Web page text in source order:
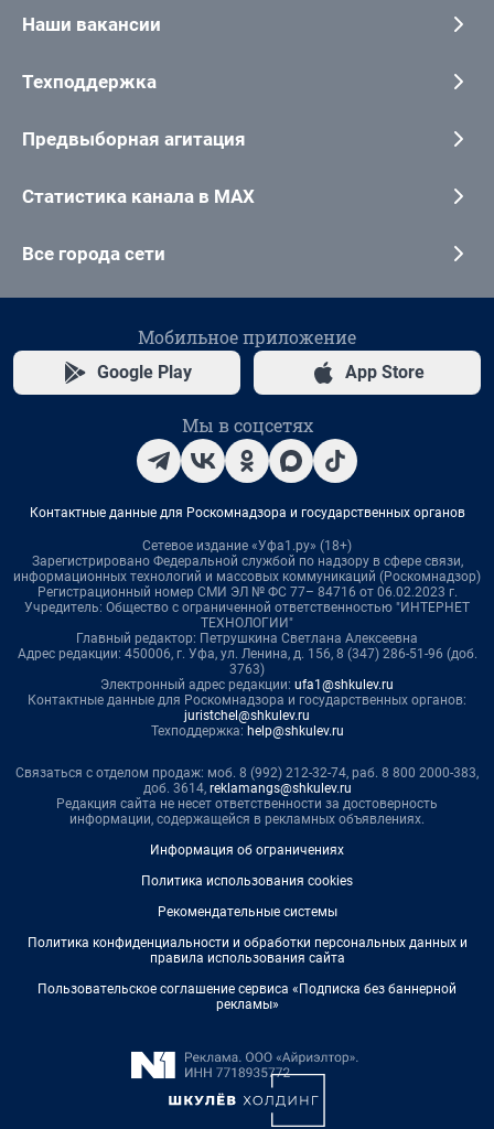
Наши вакансии
Техподдержка
Предвыборная агитация
Статистика канала в MAX
Все города сети
Мобильное приложение
Google Play App Store
Мы в соцсетях
Контактные данные для Роскомнадзора и государственных органов
Сетевое издание «Уфа1.ру» (18+)
Зарегистрировано Федеральной службой по надзору в сфере связи,
информационных технологий и массовых коммуникаций (Роскомнадзор)
Регистрационный номер СМИ ЭЛ № ФС 77– 84716 от 06.02.2023 г.
Учредитель: Общество с ограниченной ответственностью "ИНТЕРНЕТ
ТЕХНОЛОГИИ"
Главный редактор: Петрушкина Светлана Алексеевна
Адрес редакции: 450006, г. Уфа, ул. Ленина, д. 156, 8 (347) 286-51-96 (доб.
3763)
Электронный адрес редакции: ufa1@shkulev.ru
Контактные данные для Роскомнадзора и государственных органов:
juristchel@shkulev.ru
Техподдержка: help@shkulev.ru
Связаться с отделом продаж: моб. 8 (992) 212-32-74, раб. 8 800 2000-383,
доб. 3614, reklamangs@shkulev.ru
Редакция сайта не несет ответственности за достоверность
информации, содержащейся в рекламных объявлениях.
Информация об ограничениях
Политика использования cookies
Рекомендательные системы
Политика конфиденциальности и обработки персональных данных и
правила использования сайта
Пользовательское соглашение сервиса «Подписка без баннерной
рекламы»